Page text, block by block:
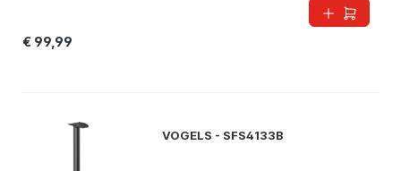
€ 99,99
VOGELS - SFS4133B